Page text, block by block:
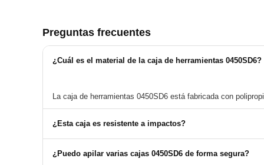
Preguntas frecuentes
¿Cuál es el material de la caja de herramientas 0450SD6?
¿Esta caja es resistente a impactos?
¿Puedo apilar varias cajas 0450SD6 de forma segura?